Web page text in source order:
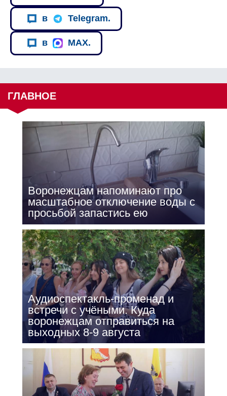
в Telegram.
в MAX.
ГЛАВНОЕ
Воронежцам напоминают про
масштабное отключение воды с
просьбой запастись ею
Аудиоспектакль-променад и
встречи с учёными. Куда
воронежцам отправиться на
выходных 8-9 августа